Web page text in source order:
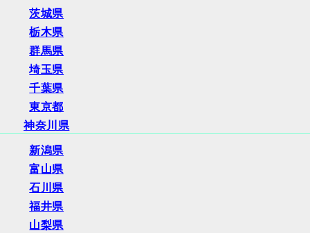
茨城県
栃木県
群馬県
埼玉県
千葉県
東京都
神奈川県
新潟県
富山県
石川県
福井県
山梨県